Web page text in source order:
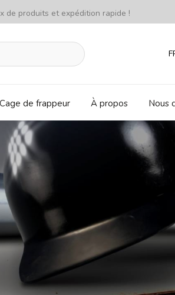
de produits et expédition rapide !
Cage de frappeur À propos Nous